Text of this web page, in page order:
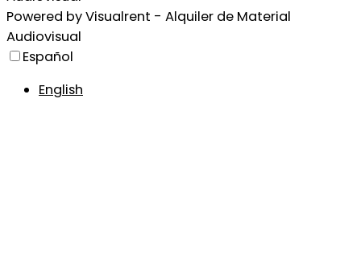
Powered byVisualrent - Alquiler de Material
Audiovisual
Español
English